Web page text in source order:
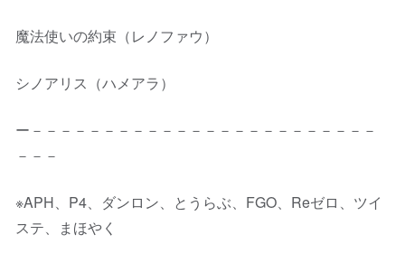
魔法使いの約束（レノファウ）
シノアリス（ハメアラ）
ー－－－－－－－－－－－－－－－－－－－－－－－－
－－－
※APH、P4、ダンロン、とうらぶ、FGO、Reゼロ、ツイ
ステ、まほやく